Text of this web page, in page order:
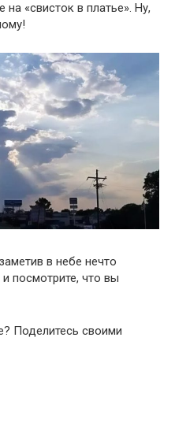
«свисток в платье». Ну,
в небе нечто
посмотрите, что вы
Поделитесь своими